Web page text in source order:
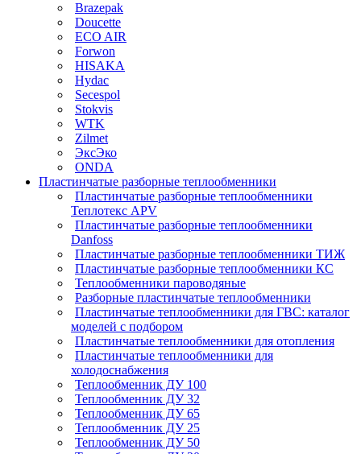
Brazepak
Doucette
ECO AIR
Forwon
HISAKA
Hydac
Secespol
Stokvis
WTK
Zilmet
ЭксЭко
ONDA
Пластинчатые разборные теплообменники
Пластинчатые разборные теплообменники
Теплотекс APV
Пластинчатые разборные теплообменники
Danfoss
Пластинчатые разборные теплообменники ТИЖ
Пластинчатые разборные теплообменники КC
Теплообменники пароводяные
Разборные пластинчатые теплообменники
Пластинчатые теплообменники для ГВС: каталог
моделей с подбором
Пластинчатые теплообменники для отопления
Пластинчатые теплообменники для
холодоснабжения
Теплообменник ДУ 100
Теплообменник ДУ 32
Теплообменник ДУ 65
Теплообменник ДУ 25
Теплообменник ДУ 50